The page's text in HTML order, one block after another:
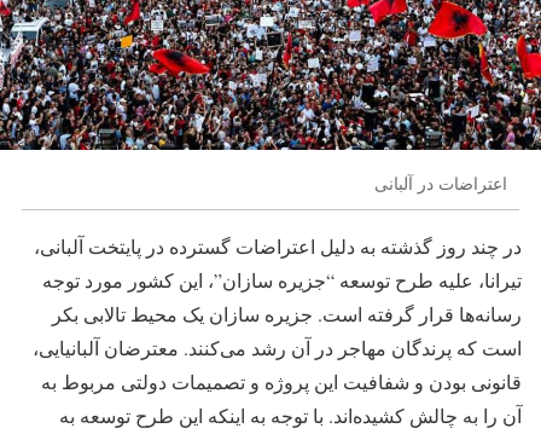
اعتراضات در آلبانی
در چند روز گذشته به دلیل اعتراضات گسترده در پایتخت آلبانی،
تیرانا، علیه طرح توسعه “جزیره سازان”، این کشور مورد توجه
رسانه‌ها قرار گرفته است. جزیره سازان یک محیط تالابی بکر
است که پرندگان مهاجر در آن رشد می‌کنند. معترضان آلبانیایی،
قانونی بودن و شفافیت این پروژه و تصمیمات دولتی مربوط به
آن را به چالش کشیده‌اند. با توجه به اینکه این طرح توسعه به